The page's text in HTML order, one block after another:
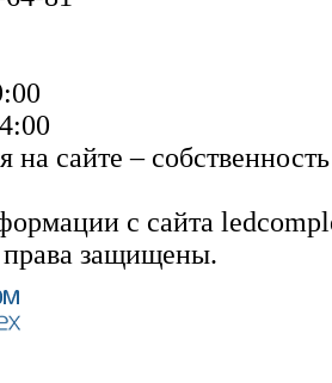
сайте –
с сайта
защищены.